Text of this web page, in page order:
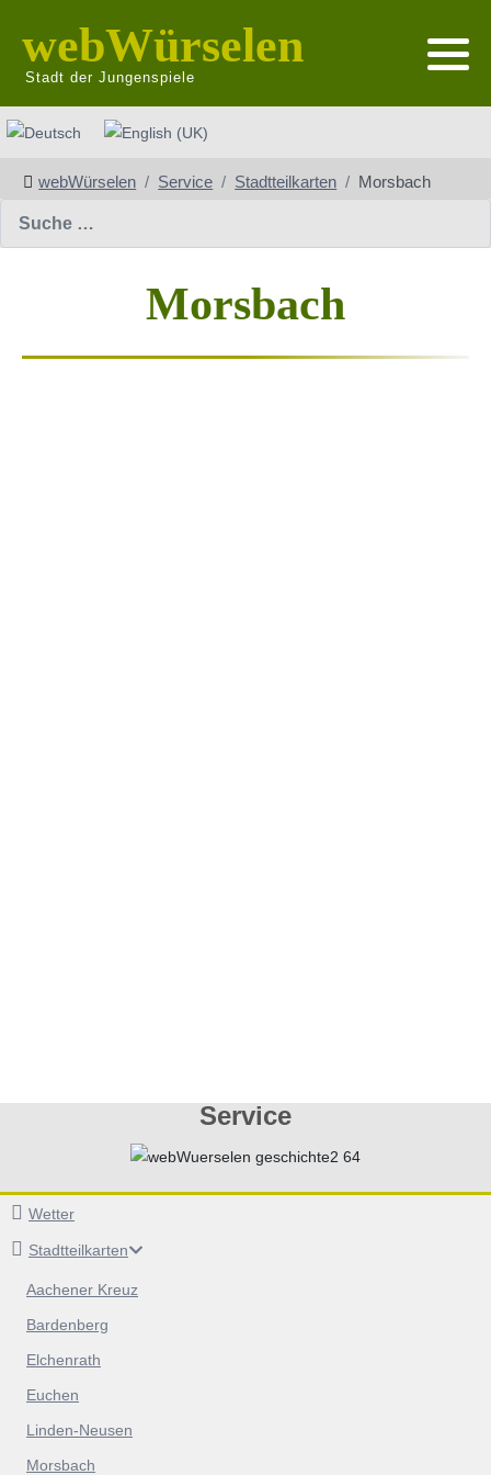
webWürselen
Stadt der Jungenspiele
Sprache auswählen
webWürselen Service Stadtteilkarten Morsbach
Service
Wetter
Stadtteilkarten
Aachener Kreuz
Bardenberg
Elchenrath
Euchen
Linden-Neusen
Morsbach
Morsbach